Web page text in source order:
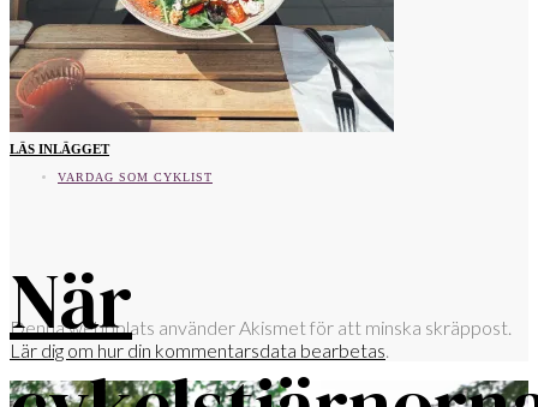
LÄS INLÄGGET
VARDAG SOM CYKLIST
När
Denna webbplats använder Akismet för att minska skräppost.
Lär dig om hur din kommentarsdata bearbetas.